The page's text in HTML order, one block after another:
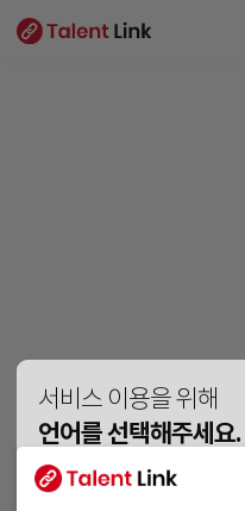
서비스 이용을 위해
언어를 선택해주세요.
Vui lòng chọn ngôn ngữ.
Please choose a language.